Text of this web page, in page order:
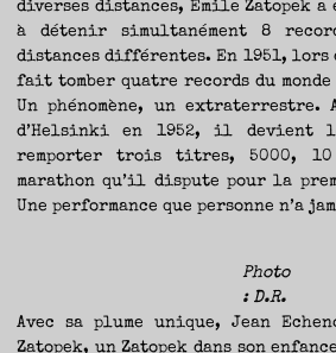
diverses distances, Emile Zatopek a
à détenir simultanément 8
distances différentes. En 1951, lors
fait tomber quatre records du
Un phénomène, un extraterrestre.
d’Helsinki en 1952, il devient
remporter trois titres, 5000,
marathon qu’il dispute pour la
Une performance que personne n’a
Photo
: D.R.
Avec sa plume unique, Jean
Zatopek, un Zatopek dans son